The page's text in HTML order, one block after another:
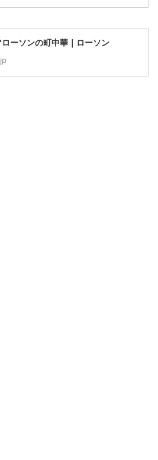
ーソンの町中華｜ローソン